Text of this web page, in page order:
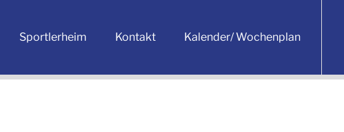
Sportlerheim Kontakt Kalender/ Wochenplan